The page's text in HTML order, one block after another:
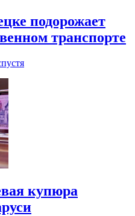
подорожает
транспорте
купюра